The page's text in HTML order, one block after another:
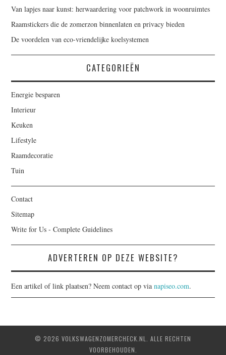
Van lapjes naar kunst: herwaardering voor patchwork in woonruimtes
Raamstickers die de zomerzon binnenlaten en privacy bieden
De voordelen van eco-vriendelijke koelsystemen
CATEGORIEËN
Energie besparen
Interieur
Keuken
Lifestyle
Raamdecoratie
Tuin
Contact
Sitemap
Write for Us - Complete Guidelines
ADVERTEREN OP DEZE WEBSITE?
Een artikel of link plaatsen? Neem contact op vianapiseo.com.
© 2026 VOLKSWAGENZOMERCHECK.NL. ALLE RECHTEN
VOORBEHOUDEN.